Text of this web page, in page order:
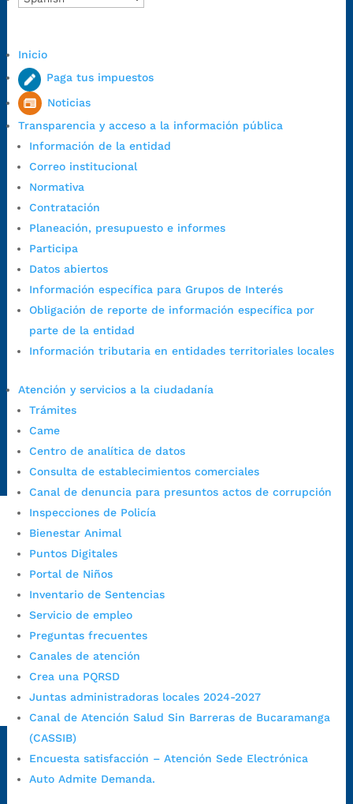
Inicio
Paga tus impuestos
Noticias
Transparencia y acceso a la información pública
Información de la entidad
Correo institucional
Normativa
Contratación
Planeación, presupuesto e informes
Participa
Datos abiertos
Información específica para Grupos de Interés
Obligación de reporte de información específica por
parte de la entidad
Información tributaria en entidades territoriales locales
Atención y servicios a la ciudadanía
Trámites
Came
Centro de analítica de datos
Consulta de establecimientos comerciales
Canal de denuncia para presuntos actos de corrupción
Inspecciones de Policía
Bienestar Animal
Puntos Digitales
Portal de Niños
Inventario de Sentencias
Servicio de empleo
Preguntas frecuentes
Canales de atención
Crea una PQRSD
Juntas administradoras locales 2024-2027
Canal de Atención Salud Sin Barreras de Bucaramanga
(CASSIB)
Encuesta satisfacción – Atención Sede Electrónica
Auto Admite Demanda.
Horario de Atención:
1:00 p.m. a 5:30 p.m. / viernes jornada continua en el horario de
7:00 a.m. a 5:00 p.m., con 30 minutos de descanso al medio día.
Horario de Atención CAME (Central):
Canal de denuncia para presuntos actos de corrupción:
https://canaldenuncia.bucaramanga.gov.co/
Radique aquí su queja disciplinaria:
https://www.bucaramanga.gov.co/gobierno-ciudadanos-
1/secretarias/oficina-de-control-interno-disciplinario/
@AlcaldíaBGA
Alcaldía de Bucaramanga
Autorización de Tratamiento de Datos Personales
de Tratamiento de Datos Personales
|
Política web y
comunicaciones |Política de derechos de autor